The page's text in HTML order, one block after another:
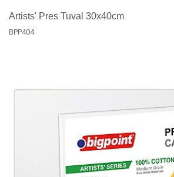
Artists' Pres Tuval 30x40cm
BPP404